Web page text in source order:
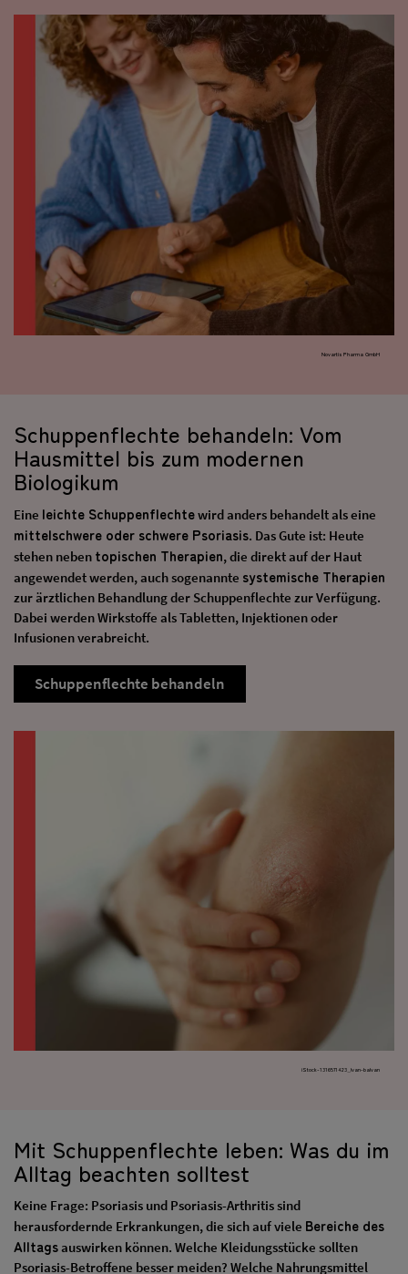
Novartis Pharma GmbH
Schuppenflechte behandeln: Vom
Hausmittel bis zum modernen
Biologikum
Eine leichte Schuppenflechtewird anders behandelt als eine
mittelschwere oder schwere Psoriasis. Das Gute ist: Heute
stehen neben topischen Therapien, die direkt auf der Haut
angewendet werden, auch sogenannte systemische Therapien
zur ärztlichen Behandlung der Schuppenflechte zur Verfügung.
Dabei werden Wirkstoffe als Tabletten, Injektionen oder
Infusionen verabreicht.
Schuppenflechte behandeln
iStock-1316571423_Ivan-balvan
Mit Schuppenflechte leben: Was du im
Alltag beachten solltest
Keine Frage: Psoriasis und Psoriasis-Arthritis sind
herausfordernde Erkrankungen, die sich auf viele Bereiche des
Alltagsauswirken können. Welche Kleidungsstücke sollten
Psoriasis-Betroffene besser meiden? Welche Nahrungsmittel